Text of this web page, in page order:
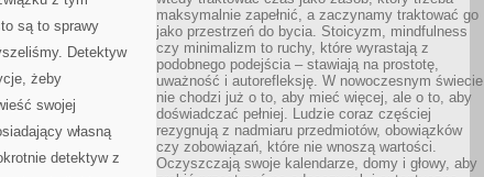
są to sprawy
Detektyw
żeby
swojej
własną
detektyw z
maksymalnie zapełnić, a zaczynamy traktować go
jako przestrzeń do bycia. Stoicyzm, mindfulness
czy minimalizm to ruchy, które wyrastają z
podobnego podejścia – stawiają na prostotę,
uważność i autorefleksję. W nowoczesnym świecie
nie chodzi już o to, aby mieć więcej, ale o to, aby
doświadczać pełniej. Ludzie coraz częściej
rezygnują z nadmiaru przedmiotów, obowiązków
czy zobowiązań, które nie wnoszą wartości.
Oczyszczają swoje kalendarze, domy i głowy, aby